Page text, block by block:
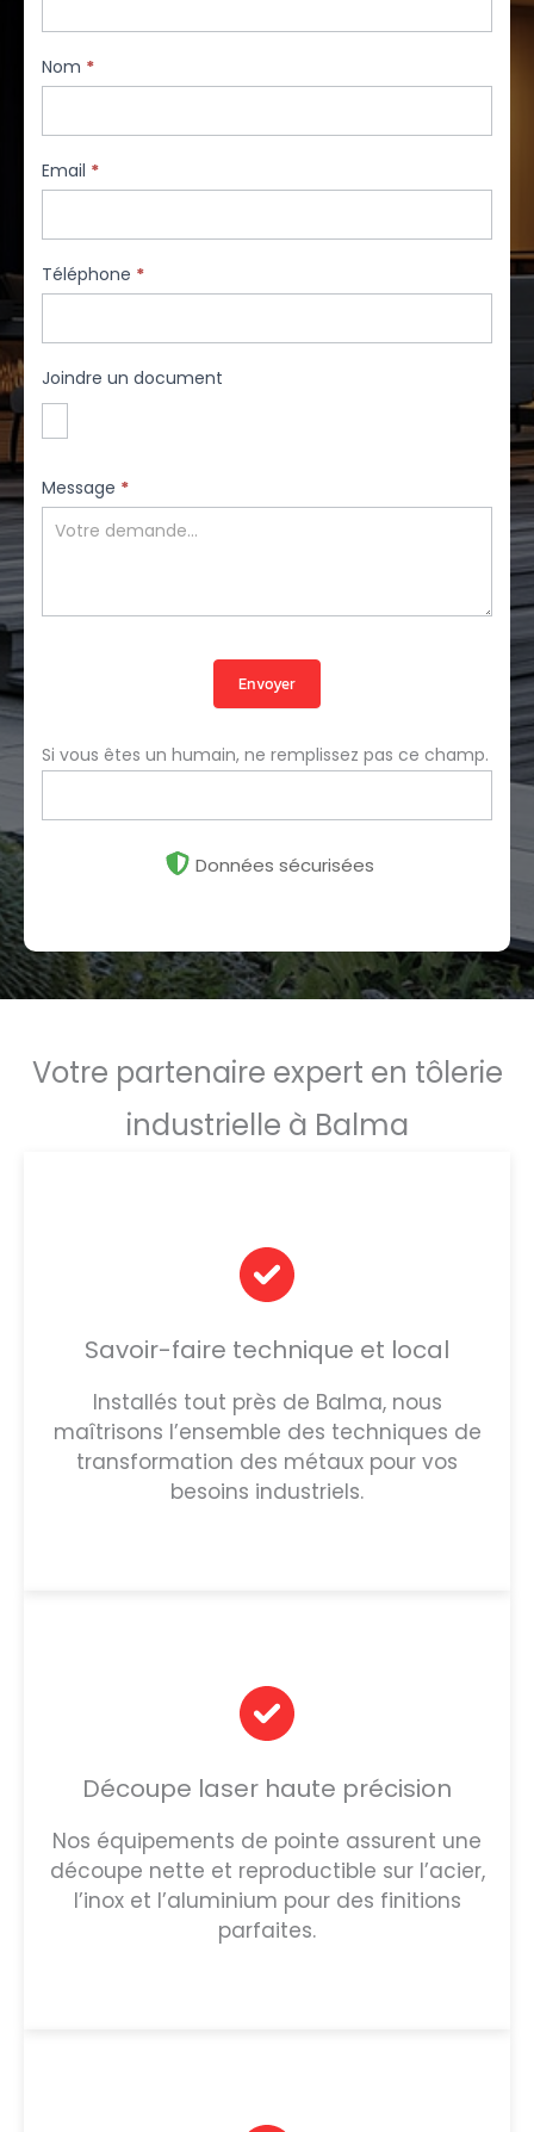
Nom *
Email *
Téléphone *
Joindre un document
Message *
Envoyer
Si vous êtes un humain, ne remplissez pas ce champ.
Données sécurisées
Votre partenaire expert en tôlerie
industrielle à Balma
Savoir-faire technique et local
Installés tout près de Balma, nous
maîtrisons l’ensemble des techniques de
transformation des métaux pour vos
besoins industriels.
Découpe laser haute précision
Nos équipements de pointe assurent une
découpe nette et reproductible sur l’acier,
l’inox et l’aluminium pour des finitions
parfaites.